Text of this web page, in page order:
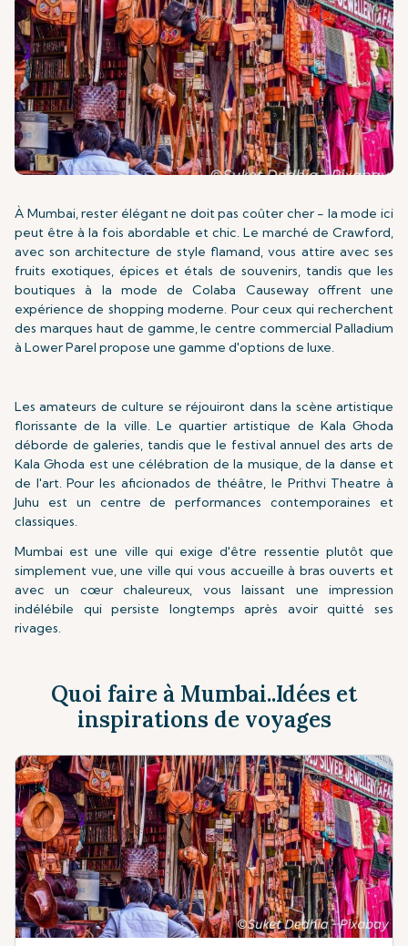
À Mumbai, rester élégant ne doit pas coûter cher - la mode ici
peut être à la fois abordable et chic. Le marché de Crawford,
avec son architecture de style flamand, vous attire avec ses
fruits exotiques, épices et étals de souvenirs, tandis que les
boutiques à la mode de Colaba Causeway offrent une
expérience de shopping moderne. Pour ceux qui recherchent
des marques haut de gamme, le centre commercial Palladium
à Lower Parel propose une gamme d'options de luxe.
Les amateurs de culture se réjouiront dans la scène artistique
florissante de la ville. Le quartier artistique de Kala Ghoda
déborde de galeries, tandis que le festival annuel des arts de
Kala Ghoda est une célébration de la musique, de la danse et
de l'art. Pour les aficionados de théâtre, le Prithvi Theatre à
Juhu est un centre de performances contemporaines et
classiques.
Mumbai est une ville qui exige d'être ressentie plutôt que
simplement vue, une ville qui vous accueille à bras ouverts et
avec un cœur chaleureux, vous laissant une impression
indélébile qui persiste longtemps après avoir quitté ses
rivages.
Quoi faire à Mumbai..Idées et
inspirations de voyages